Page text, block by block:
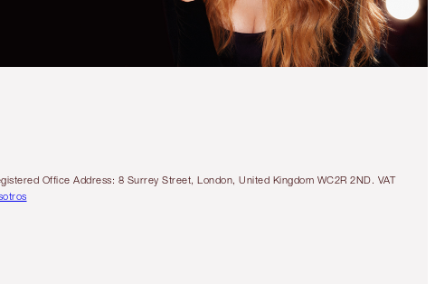
Office Address: 8 Surrey Street, London, United Kingdom WC2R 2ND. VAT